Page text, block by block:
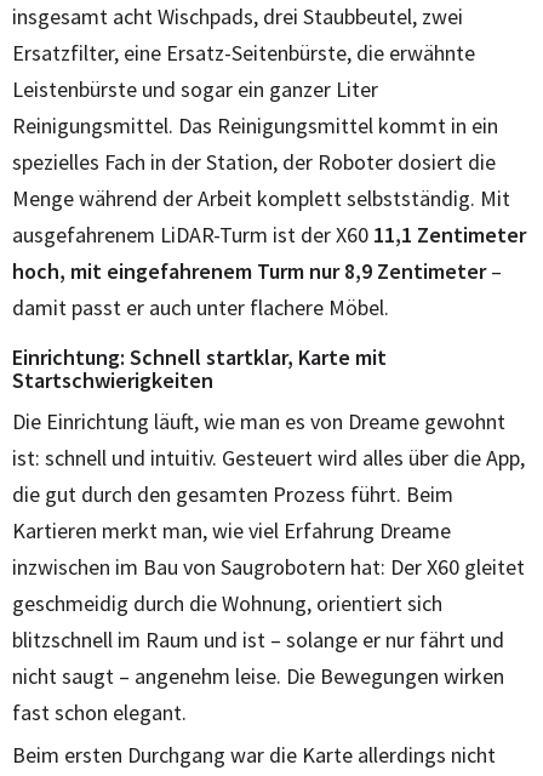
insgesamt acht Wischpads, drei Staubbeutel, zwei
Ersatzfilter, eine Ersatz-Seitenbürste, die erwähnte
Leistenbürste und sogar ein ganzer Liter
Reinigungsmittel. Das Reinigungsmittel kommt in ein
spezielles Fach in der Station, der Roboter dosiert die
Menge während der Arbeit komplett selbstständig. Mit
ausgefahrenem LiDAR-Turm ist der X60 11,1 Zentimeter
hoch, mit eingefahrenem Turm nur 8,9 Zentimeter–
damit passt er auch unter flachere Möbel.
Einrichtung: Schnell startklar, Karte mit
Startschwierigkeiten
Die Einrichtung läuft, wie man es von Dreame gewohnt
ist: schnell und intuitiv. Gesteuert wird alles über die App,
die gut durch den gesamten Prozess führt. Beim
Kartieren merkt man, wie viel Erfahrung Dreame
inzwischen im Bau von Saugrobotern hat: Der X60 gleitet
geschmeidig durch die Wohnung, orientiert sich
blitzschnell im Raum und ist – solange er nur fährt und
nicht saugt – angenehm leise. Die Bewegungen wirken
fast schon elegant.
Beim ersten Durchgang war die Karte allerdings nicht